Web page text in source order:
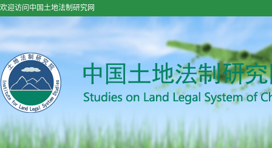
欢迎访问中国土地法制研究网